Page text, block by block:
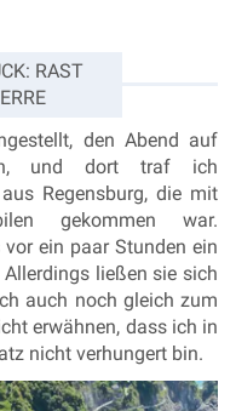
RAST
den Abend auf
und dort traf ich
Regensburg, die mit
gekommen war.
ein paar Stunden ein
Allerdings ließen sie sich
auch noch gleich zum
erwähnen, dass ich in
nicht verhungert bin.